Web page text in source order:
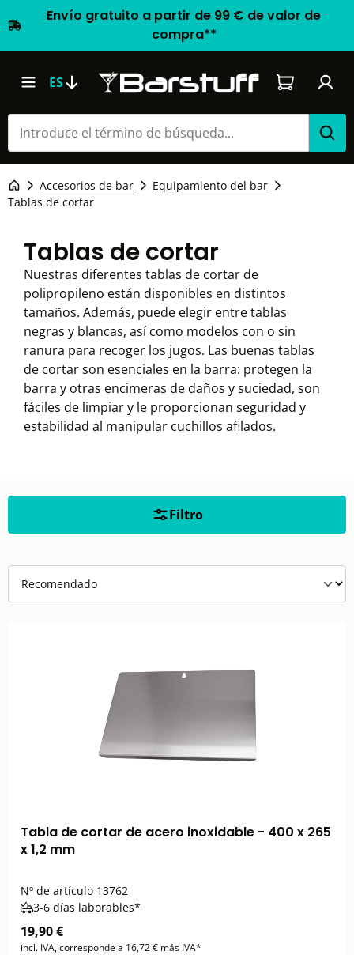
Envío gratuito a partir de 99 € de valor de
compra**
ES El carrito
Accesorios de bar
Equipamiento del bar
Tablas de cortar
Tablas de cortar
Nuestras diferentes tablas de cortar de
polipropileno están disponibles en distintos
tamaños. Además, puede elegir entre tablas
negras y blancas, así como modelos con o sin
ranura para recoger los jugos. Las buenas tablas
de cortar son esenciales en la barra: protegen la
barra y otras encimeras de daños y suciedad, son
fáciles de limpiar y le proporcionan seguridad y
estabilidad al manipular cuchillos afilados.
Filtro
Tabla de cortar de acero inoxidable - 400 x 265
x 1,2 mm
Nº de artículo 13762
3-6 días laborables*
19,90 €
incl. IVA, corresponde a 16,72 € más IVA*